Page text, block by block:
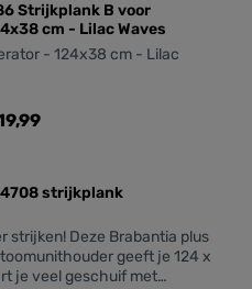
moeilijk bereikbare
1,78
Clean-oplossing: Snelle
cm - Lilac Waves
strijkplank
strijken! Deze Brabantia plus
geeft je 124 x
je veel geschuif met